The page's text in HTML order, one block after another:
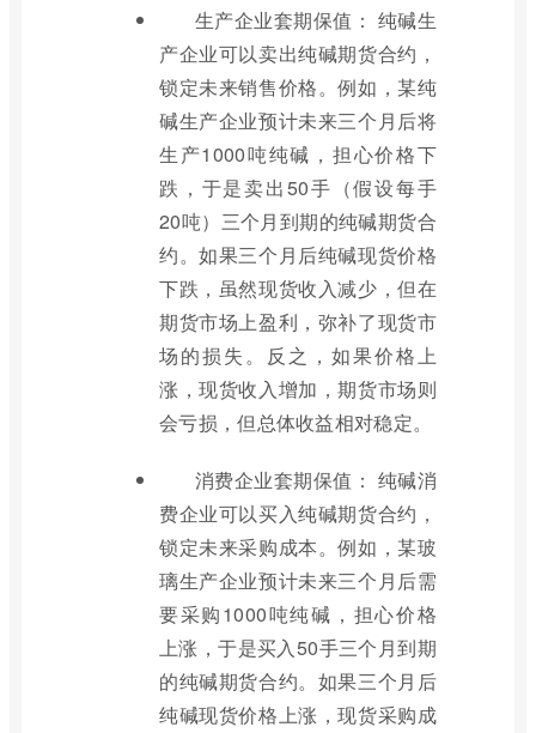
生产企业套期保值： 纯碱生
产企业可以卖出纯碱期货合约，
锁定未来销售价格。例如，某纯
碱生产企业预计未来三个月后将
生产1000吨纯碱，担心价格下
跌，于是卖出50手（假设每手
20吨）三个月到期的纯碱期货合
约。如果三个月后纯碱现货价格
下跌，虽然现货收入减少，但在
期货市场上盈利，弥补了现货市
场的损失。反之，如果价格上
涨，现货收入增加，期货市场则
会亏损，但总体收益相对稳定。
消费企业套期保值： 纯碱消
费企业可以买入纯碱期货合约，
锁定未来采购成本。例如，某玻
璃生产企业预计未来三个月后需
要采购1000吨纯碱，担心价格
上涨，于是买入50手三个月到期
的纯碱期货合约。如果三个月后
纯碱现货价格上涨，现货采购成